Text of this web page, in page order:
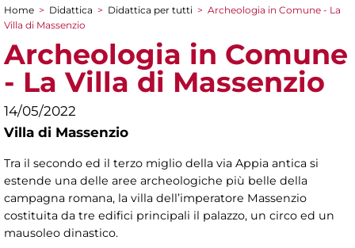
Tu sei qui
Home > Didattica > Didattica per tutti > Archeologia in Comune - La
Villa di Massenzio
Archeologia in Comune
- La Villa di Massenzio
14/05/2022
Villa di Massenzio
Tra il secondo ed il terzo miglio della via Appia antica si
estende una delle aree archeologiche più belle della
campagna romana, la villa dell’imperatore Massenzio
costituita da tre edifici principali il palazzo, un circo ed un
mausoleo dinastico.